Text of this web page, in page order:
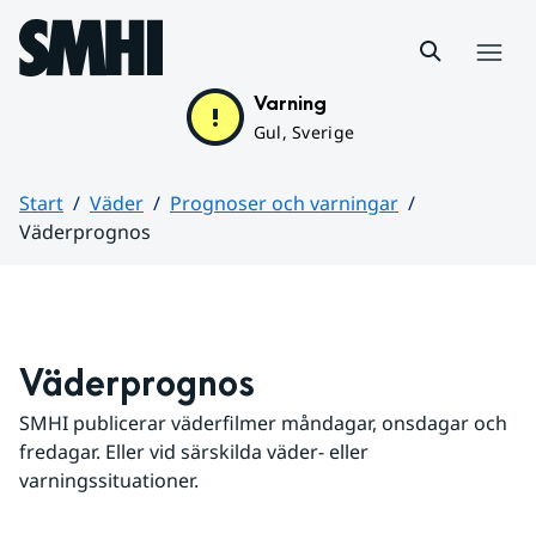
Hoppa till sidans innehåll
Varning
Gul, Sverige
Start Väder
Prognoser och varningar
Väderprognos
Väderprognos
SMHI publicerar väderfilmer måndagar, onsdagar och
fredagar. Eller vid särskilda väder- eller
varningssituationer.